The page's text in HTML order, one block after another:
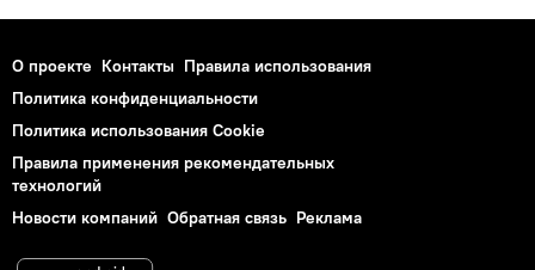
О проекте Контакты Правила использования
Политика конфиденциальности
Политика использования Cookie
Правила применения рекомендательных
технологий
Новости компаний Обратная связь Реклама